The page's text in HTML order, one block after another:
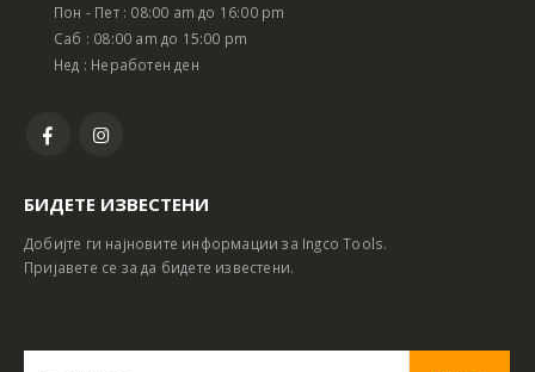
Пон - Пет : 08:00 am до 16:00 pm
Саб : 08:00 am до 15:00 pm
Нед : Неработен ден
БИДЕТЕ ИЗВЕСТЕНИ
Добијте ги најновите информации за Ingco Tools.
Пријавете се за да бидете известени.